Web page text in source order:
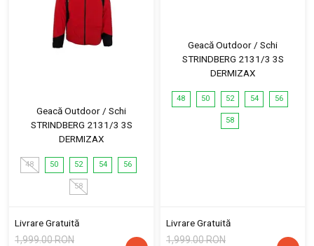
Geacă Outdoor / Schi
STRINDBERG 2131/3 3S
DERMIZAX
48 50 52 54 56
58
Livrare Gratuită
1,999.00 RON
Geacă Outdoor / Schi
STRINDBERG 2131/3 3S
DERMIZAX
48 50 52 54 56
58
Livrare Gratuită
1,999.00 RON